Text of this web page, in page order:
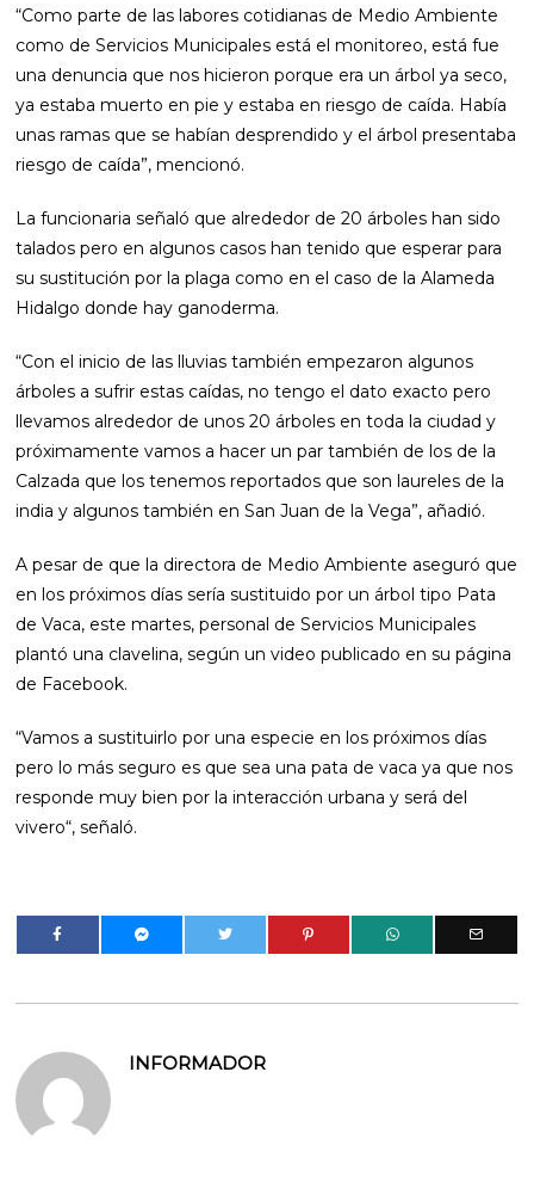
“Como parte de las labores cotidianas de Medio Ambiente
como de Servicios Municipales está el monitoreo, está fue
una denuncia que nos hicieron porque era un árbol ya seco,
ya estaba muerto en pie y estaba en riesgo de caída. Había
unas ramas que se habían desprendido y el árbol presentaba
riesgo de caída”, mencionó.
La funcionaria señaló que alrededor de 20 árboles han sido
talados pero en algunos casos han tenido que esperar para
su sustitución por la plaga como en el caso de la Alameda
Hidalgo donde hay ganoderma.
“Con el inicio de las lluvias también empezaron algunos
árboles a sufrir estas caídas, no tengo el dato exacto pero
llevamos alrededor de unos 20 árboles en toda la ciudad y
próximamente vamos a hacer un par también de los de la
Calzada que los tenemos reportados que son laureles de la
india y algunos también en San Juan de la Vega”, añadió.
A pesar de que la directora de Medio Ambiente aseguró que
en los próximos días sería sustituido por un árbol tipo Pata
de Vaca, este martes, personal de Servicios Municipales
plantó una clavelina, según un video publicado en su página
de Facebook.
“Vamos a sustituirlo por una especie en los próximos días
pero lo más seguro es que sea una pata de vaca ya que nos
responde muy bien por la interacción urbana y será del
vivero“, señaló.
INFORMADOR